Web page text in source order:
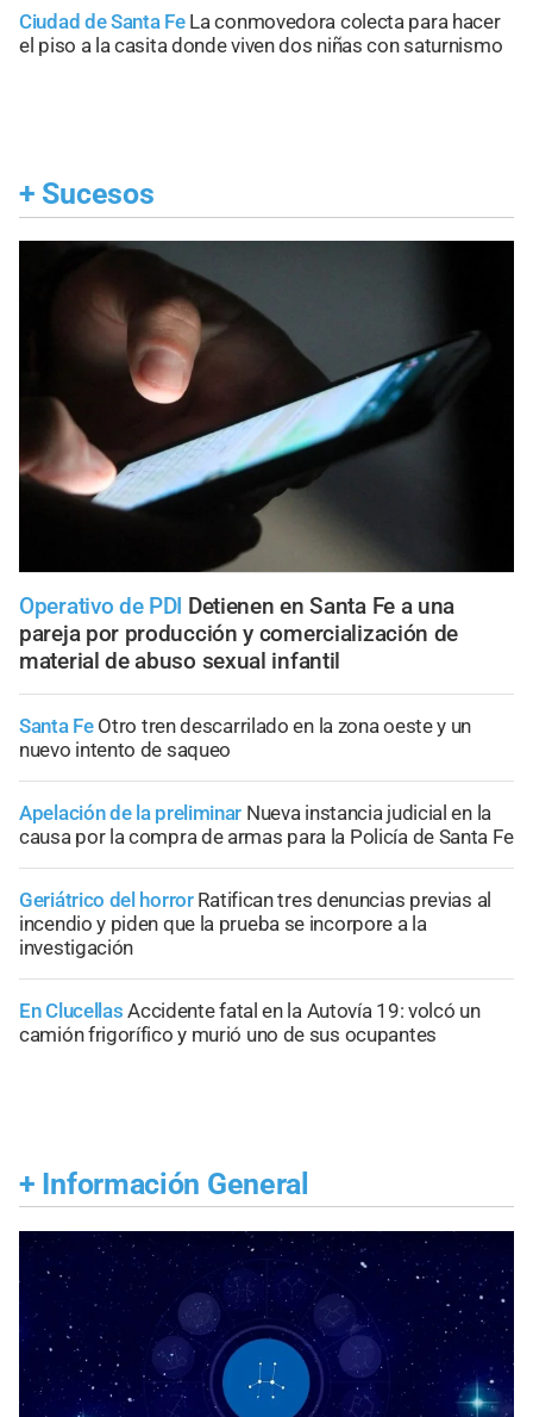
Ciudad de Santa Fe La conmovedora colecta para hacer
el piso a la casita donde viven dos niñas con saturnismo
+ Sucesos
Operativo de PDI Detienen en Santa Fe a una
pareja por producción y comercialización de
material de abuso sexual infantil
Santa Fe Otro tren descarrilado en la zona oeste y un
nuevo intento de saqueo
Apelación de la preliminar Nueva instancia judicial en la
causa por la compra de armas para la Policía de Santa Fe
Geriátrico del horror Ratifican tres denuncias previas al
incendio y piden que la prueba se incorpore a la
investigación
En Clucellas Accidente fatal en la Autovía 19: volcó un
camión frigorífico y murió uno de sus ocupantes
+ Información General